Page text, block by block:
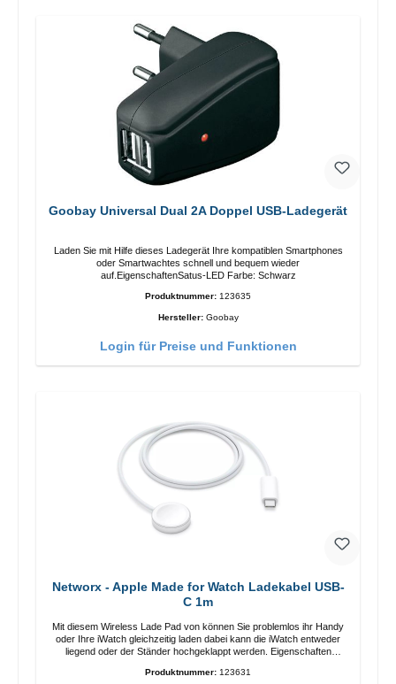
Goobay Universal Dual 2A Doppel USB-Ladegerät
Laden Sie mit Hilfe dieses Ladegerät Ihre kompatiblen Smartphones
oder Smartwachtes schnell und bequem wieder
auf.EigenschaftenSatus-LED Farbe: Schwarz
Produktnummer: 123635
Hersteller: Goobay
Login für Preise und Funktionen
Networx - Apple Made for Watch Ladekabel USB-
C 1m
Mit diesem Wireless Lade Pad von können Sie problemlos ihr Handy
oder Ihre iWatch gleichzeitig laden dabei kann die iWatch entweder
liegend oder der Ständer hochgeklappt werden. Eigenschaften
Produktnummer: 123631